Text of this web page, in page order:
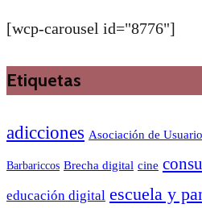
[wcp-carousel id="8776"]
Etiquetas
adicciones Asociación de
Barbariccos Brecha digital cine
educación digital escuela y